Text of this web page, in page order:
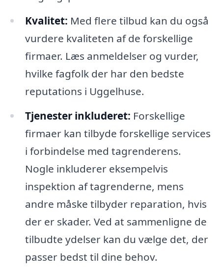
Kvalitet: Med flere tilbud kan du også
vurdere kvaliteten af de forskellige
firmaer. Læs anmeldelser og vurder,
hvilke fagfolk der har den bedste
reputations i Uggelhuse.
Tjenester inkluderet: Forskellige
firmaer kan tilbyde forskellige services
i forbindelse med tagrenderens.
Nogle inkluderer eksempelvis
inspektion af tagrenderne, mens
andre måske tilbyder reparation, hvis
der er skader. Ved at sammenligne de
tilbudte ydelser kan du vælge det, der
passer bedst til dine behov.